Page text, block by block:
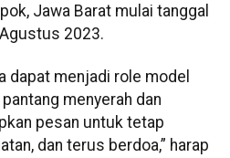
Jawa Barat mulai tanggal
2023.
dapat menjadi role model
menyerah dan
pesan untuk tetap
dan terus berdoa,” harap